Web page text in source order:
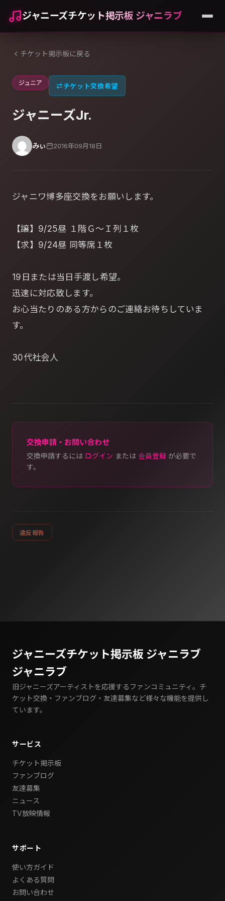
ジャニーズチケット掲示板 ジャニラブ
チケット掲示板に戻る
ジュニア ⇄チケット交換希望
ジャニーズJr.
みぃ 2016年09月18日
ジャニワ博多座交換をお願いします。
【譲】9/25昼 １階Ｇ～Ｉ列１枚
【求】9/24昼 同等席１枚
19日または当日手渡し希望。
迅速に対応致します。
お心当たりのある方からのご連絡お待ちしていま
す。
30代社会人
交換申請・お問い合わせ
交換申請するには ログイン または 会員登録 が必要で
す。
違反報告
ジャニーズチケット掲示板 ジャニラブ
ジャニラブ
旧ジャニーズアーティストを応援するファンコミュニティ。チ
ケット交換・ファンブログ・友達募集など様々な機能を提供し
ています。
サービス
チケット掲示板
ファンブログ
友達募集
ニュース
TV放映情報
サポート
使い方ガイド
よくある質問
お問い合わせ